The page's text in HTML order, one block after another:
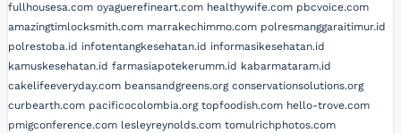
fullhousesa.com oyaguerefineart.com healthywife.com pbcvoice.com
amazingtimlocksmith.com marrakechimmo.com polresmanggaraitimur.id
polrestoba.id infotentangkesehatan.id informasikesehatan.id
kamuskesehatan.id farmasiapotekerumm.id kabarmataram.id
cakelifeeveryday.com beansandgreens.org conservationsolutions.org
curbearth.com pacificocolombia.org topfoodish.com hello-trove.com
pmigconference.com lesleyreynolds.com tomulrichphotos.com